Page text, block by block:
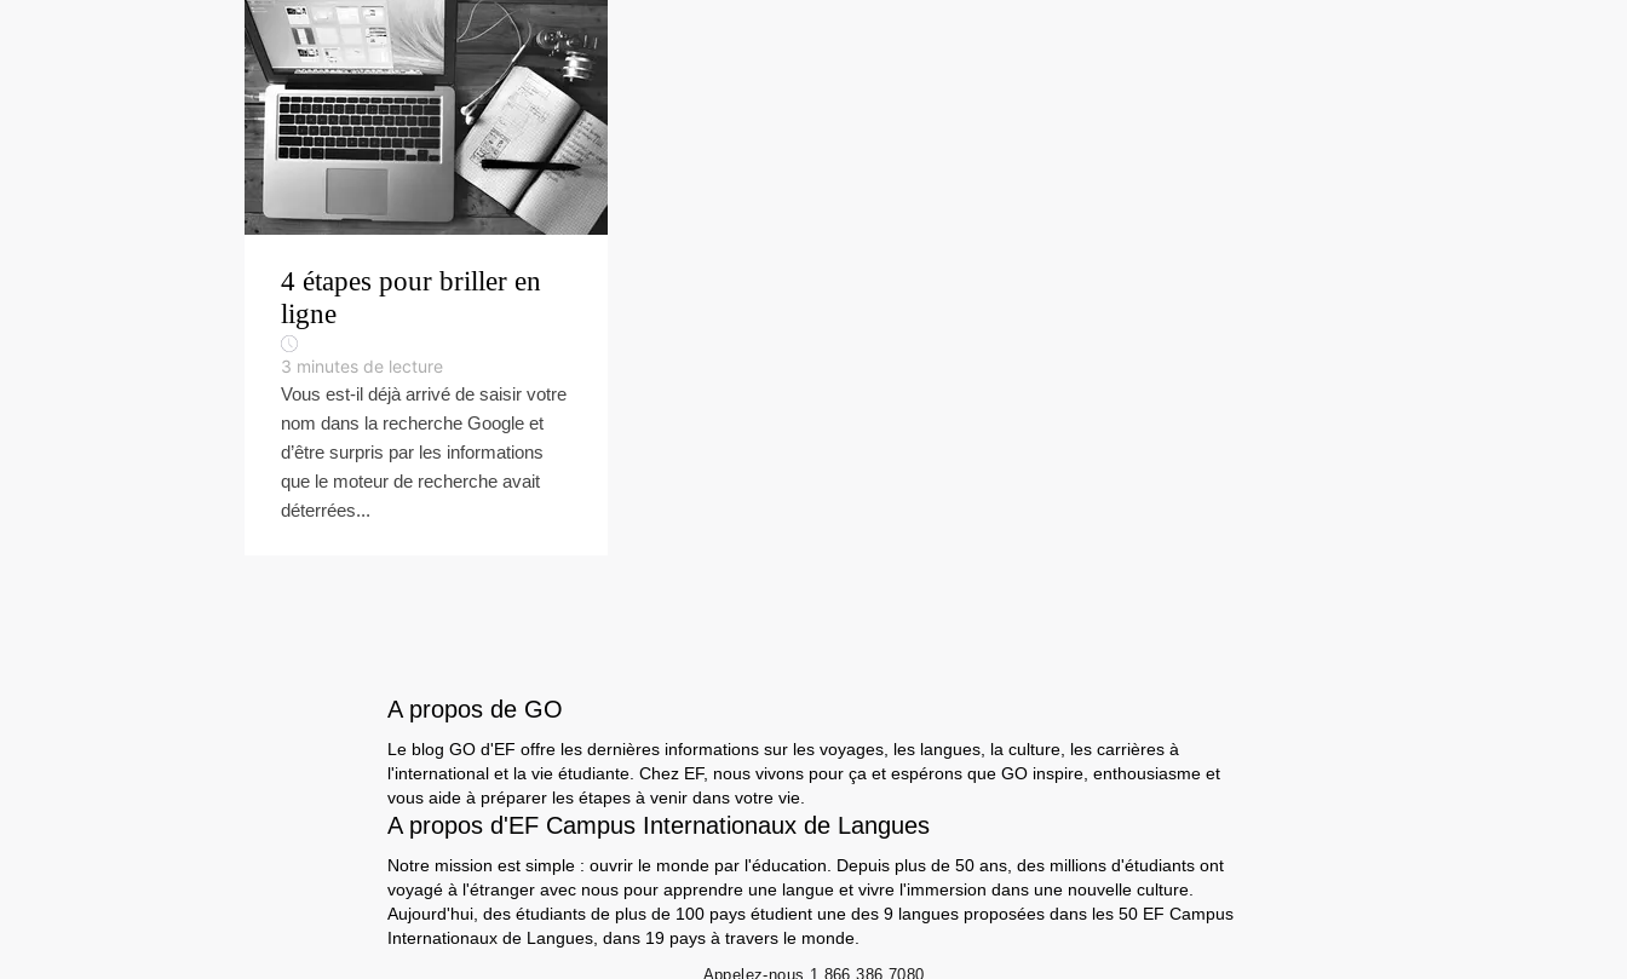
4 étapes pour briller en
ligne
3 minutes de lecture
Vous est-il déjà arrivé de saisir votre
nom dans la recherche Google et
d’être surpris par les informations
que le moteur de recherche avait
déterrées...
A propos de GO
Le blog GO d'EF offre les dernières informations sur les voyages, les langues, la culture, les carrières à
l'international et la vie étudiante. Chez EF, nous vivons pour ça et espérons que GO inspire, enthousiasme et
vous aide à préparer les étapes à venir dans votre vie.
A propos d'EF Campus Internationaux de Langues
Notre mission est simple : ouvrir le monde par l'éducation. Depuis plus de 50 ans, des millions d'étudiants ont
voyagé à l'étranger avec nous pour apprendre une langue et vivre l'immersion dans une nouvelle culture.
Aujourd'hui, des étudiants de plus de 100 pays étudient une des 9 langues proposées dans les 50 EF Campus
Internationaux de Langues, dans 19 pays à travers le monde.
Appelez-nous 1 866 386 7080